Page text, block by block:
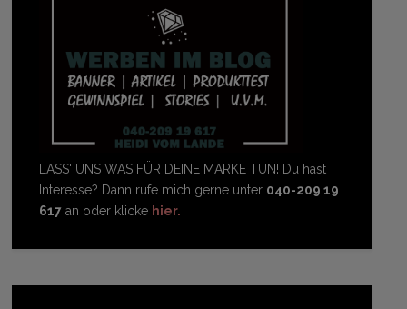
LASS' UNS WAS FÜR DEINE MARKE TUN! Du hast
Interesse? Dann rufe mich gerne unter 040-209 19
617 an oder klicke hier.